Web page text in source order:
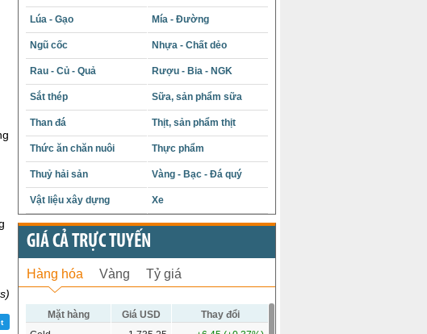
Lúa - Gạo Mía - Đường
Ngũ cốc Nhựa - Chất dẻo
Rau - Củ - Quả Rượu - Bia - NGK
Sắt thép Sữa, sản phẩm sữa
Than đá Thịt, sản phẩm thịt
Thức ăn chăn nuôi Thực phẩm
Thuỷ hải sản Vàng - Bạc - Đá quý
Vật liệu xây dựng Xe
GIÁ CẢ TRỰC TUYẾN
Hàng hóa Vàng Tỷ giá
Mặt hàng Giá USD
Thay đổi